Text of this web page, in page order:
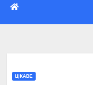
ЦІКАВЕ